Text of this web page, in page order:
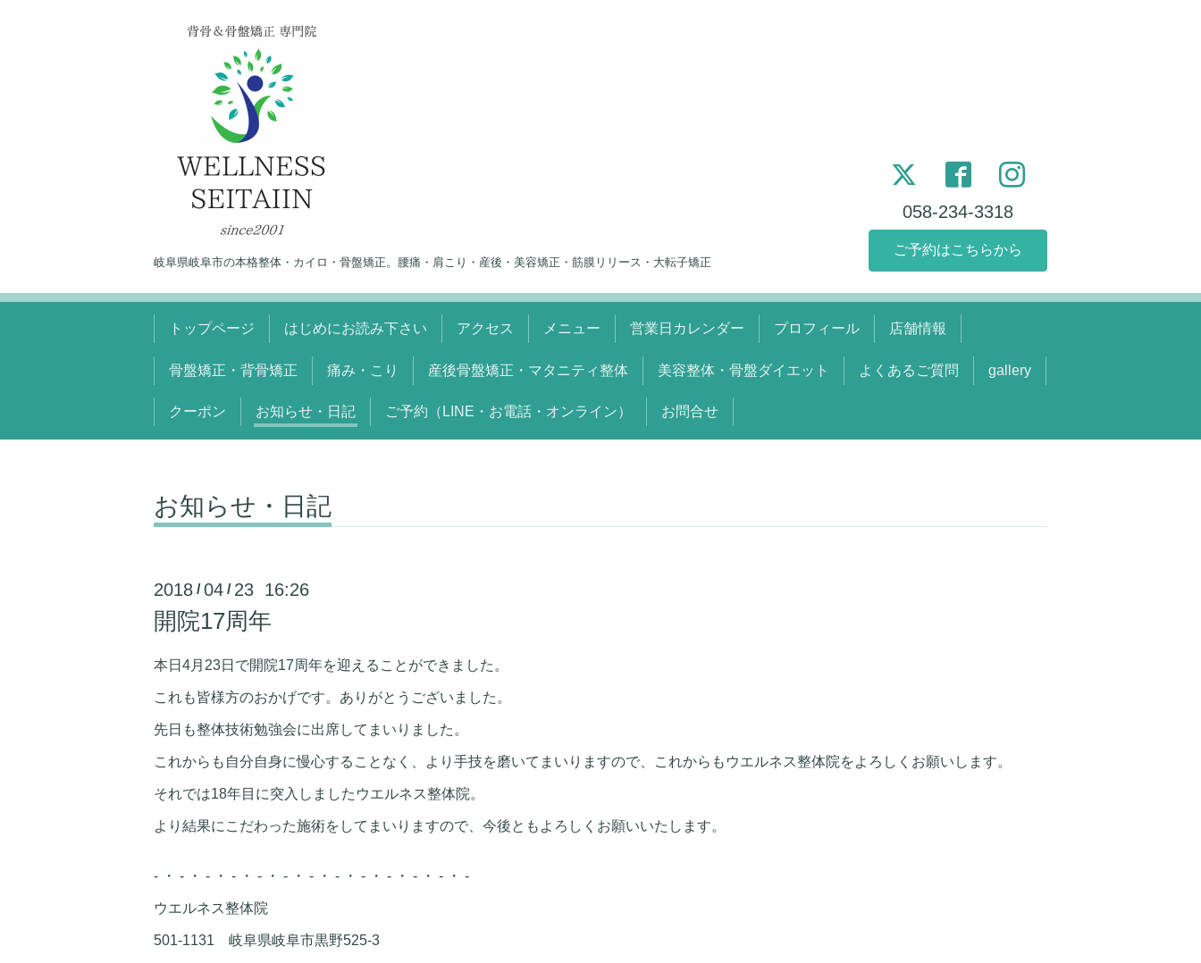
岐阜県岐阜市の本格整体・カイロ・骨盤矯正。腰痛・肩こり・産後・美容矯正・筋膜リリース・大転子矯正
058-234-3318
ご予約はこちらから
トップページ はじめにお読み下さい アクセス メニュー 営業日カレンダー プロフィール 店舗情報
骨盤矯正・背骨矯正 痛み・こり 産後骨盤矯正・マタニティ整体 美容整体・骨盤ダイエット よくあるご質問 gallery
クーポン お知らせ・日記 ご予約（LINE・お電話・オンライン） お問合せ
お知らせ・日記
2018 /04 / 23 16:26
開院17周年
本日4月23日で開院17周年を迎えることができました。
これも皆様方のおかげです。ありがとうございました。
先日も整体技術勉強会に出席してまいりました。
これからも自分自身に慢心することなく、より手技を磨いてまいりますので、これからもウエルネス整体院をよろしくお願いします。
それでは18年目に突入しましたウエルネス整体院。
より結果にこだわった施術をしてまいりますので、今後ともよろしくお願いいたします。
- ・ - ・ - ・ - ・ - ・ - ・ - ・ - ・ - ・ - ・ - ・ - ・ -
ウエルネス整体院
501-1131 岐阜県岐阜市黒野525-3